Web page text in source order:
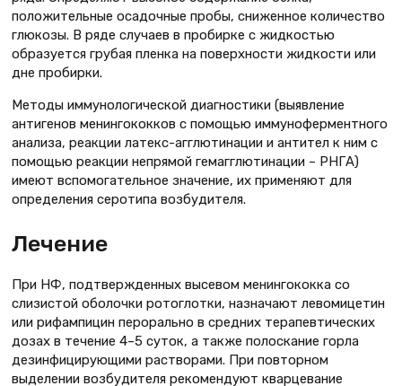
положительные осадочные пробы, сниженное количество
глюкозы. В ряде случаев в пробирке с жидкостью
образуется грубая пленка на поверхности жидкости или
дне пробирки.
Методы иммунологической диагностики (выявление
антигенов менингококков с помощью иммуноферментного
анализа, реакции латекс-агглютинации и антител к ним с
помощью реакции непрямой гемагглютинации – РНГА)
имеют вспомогательное значение, их применяют для
определения серотипа возбудителя.
Лечение
При НФ, подтвержденных высевом менингококка со
слизистой оболочки ротоглотки, назначают левомицетин
или рифампицин перорально в средних терапевтических
дозах в течение 4–5 суток, а также полоскание горла
дезинфицирующими растворами. При повторном
выделении возбудителя рекомендуют кварцевание